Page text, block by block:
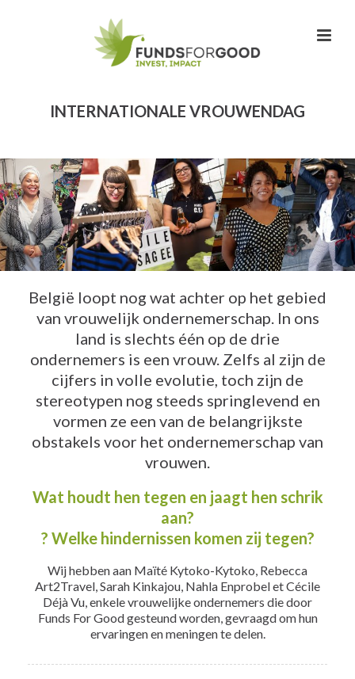
INTERNATIONALE VROUWENDAG
België loopt nog wat achter op het gebied
van vrouwelijk ondernemerschap. In ons
land is slechts één op de drie
ondernemers is een vrouw. Zelfs al zijn de
cijfers in volle evolutie, toch zijn de
stereotypen nog steeds springlevend en
vormen ze een van de belangrijkste
obstakels voor het ondernemerschap van
vrouwen.
Wat houdt hen tegen en jaagt hen schrik
aan?
? Welke hindernissen komen zij tegen?
Wij hebben aan Maïté Kytoko-Kytoko , Rebecca
Art2Travel , Sarah Kinkajou , Nahla Enprobelet Cécile
Déjà Vu , enkele vrouwelijke ondernemers die door
Funds For Good gesteund worden, gevraagd om hun
ervaringen en meningen te delen.